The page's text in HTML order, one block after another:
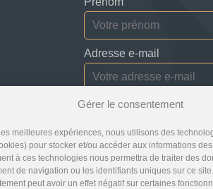
Gérer le consentement
meilleures expériences, nous utilisons des
pour stocker et/ou accéder aux informations
à ces technologies nous permettra de traiter des
de navigation ou les identifiants uniques sur ce
peut avoir un effet négatif sur certaines
Adresse e-mail
Je consens à recevoir
promotionnels de la part de